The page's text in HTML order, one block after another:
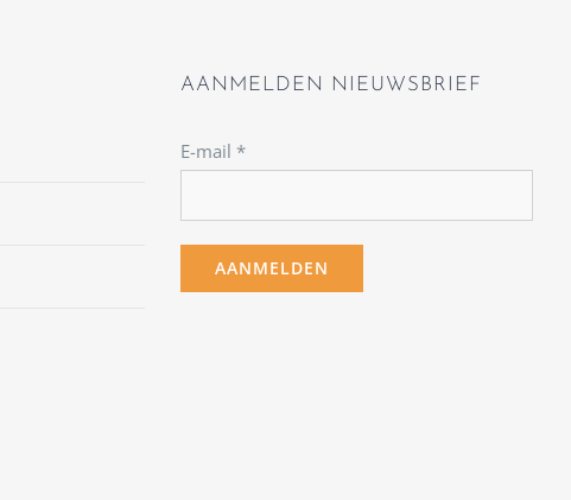
AANMELDEN NIEUWSBRIEF
E-mail *